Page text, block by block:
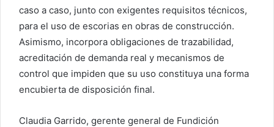
caso a caso, junto con exigentes requisitos técnicos,
para el uso de escorias en obras de construcción.
Asimismo, incorpora obligaciones de trazabilidad,
acreditación de demanda real y mecanismos de
control que impiden que su uso constituya una forma
encubierta de disposición final.
Claudia Garrido, gerente general de Fundición